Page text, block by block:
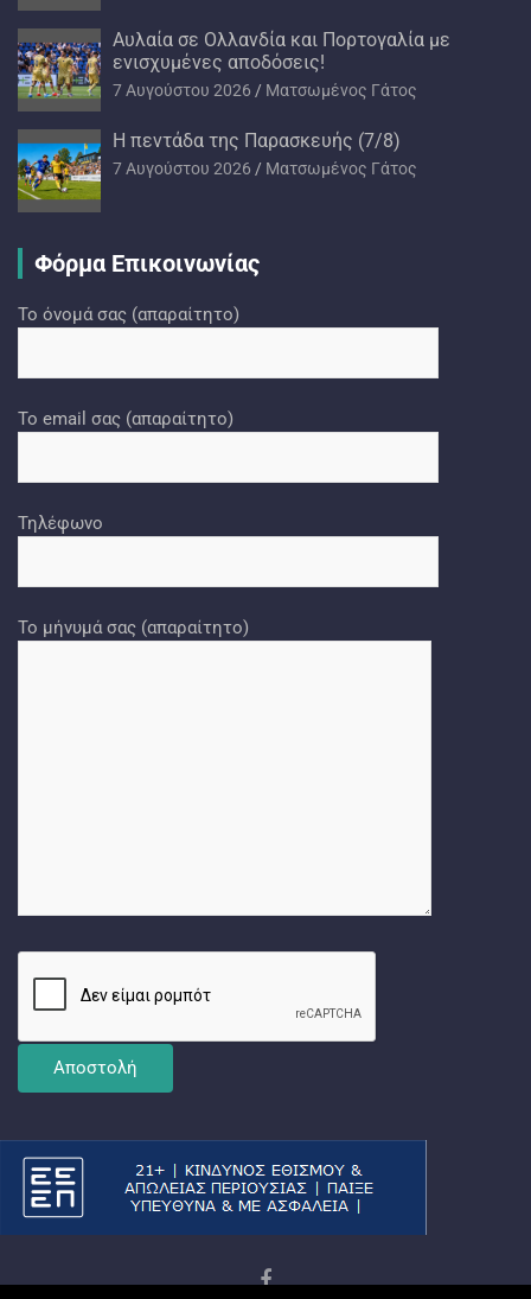
Αυλαία σε Ολλανδία και Πορτογαλία με
ενισχυμένες αποδόσεις!
7 Αυγούστου 2026 Ματσωμένος Γάτος
H πεντάδα της Παρασκευής (7/8)
7 Αυγούστου 2026 Ματσωμένος Γάτος
Φόρμα Επικοινωνίας
Το όνομά σας (απαραίτητο)
Το email σας (απαραίτητο)
Τηλέφωνο
Το μήνυμά σας (απαραίτητο)